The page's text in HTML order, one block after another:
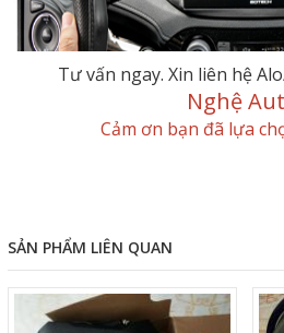
Cảm ơn bạn đã lựa